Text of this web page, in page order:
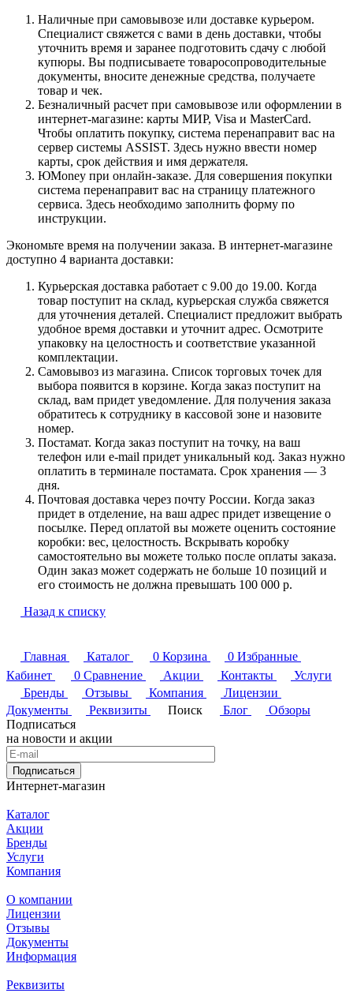
Наличные при самовывозе или доставке курьером.
Специалист свяжется с вами в день доставки, чтобы
уточнить время и заранее подготовить сдачу с любой
купюры. Вы подписываете товаросопроводительные
документы, вносите денежные средства, получаете
товар и чек.
Безналичный расчет при самовывозе или оформлении в
интернет-магазине: карты МИР, Visa и MasterCard.
Чтобы оплатить покупку, система перенаправит вас на
сервер системы ASSIST. Здесь нужно ввести номер
карты, срок действия и имя держателя.
ЮMoney при онлайн-заказе. Для совершения покупки
система перенаправит вас на страницу платежного
сервиса. Здесь необходимо заполнить форму по
инструкции.
Экономьте время на получении заказа. В интернет-магазине
доступно 4 варианта доставки:
Курьерская доставка работает с 9.00 до 19.00. Когда
товар поступит на склад, курьерская служба свяжется
для уточнения деталей. Специалист предложит выбрать
удобное время доставки и уточнит адрес. Осмотрите
упаковку на целостность и соответствие указанной
комплектации.
Самовывоз из магазина. Список торговых точек для
выбора появится в корзине. Когда заказ поступит на
склад, вам придет уведомление. Для получения заказа
обратитесь к сотруднику в кассовой зоне и назовите
номер.
Постамат. Когда заказ поступит на точку, на ваш
телефон или e-mail придет уникальный код. Заказ нужно
оплатить в терминале постамата. Срок хранения — 3
дня.
Почтовая доставка через почту России. Когда заказ
придет в отделение, на ваш адрес придет извещение о
посылке. Перед оплатой вы можете оценить состояние
коробки: вес, целостность. Вскрывать коробку
самостоятельно вы можете только после оплаты заказа.
Один заказ может содержать не больше 10 позиций и
его стоимость не должна превышать 100 000 р.
Назад к списку
Главная Каталог 0 Корзина 0 Избранные
Кабинет
0 Сравнение Акции Контакты
Услуги
Бренды
Отзывы Компания
Лицензии
Документы
Реквизиты Поиск Блог
Обзоры
Подписаться
на новости и акции
Подписаться
Интернет-магазин
Каталог
Акции
Бренды
Услуги
Компания
О компании
Лицензии
Отзывы
Документы
Информация
Реквизиты